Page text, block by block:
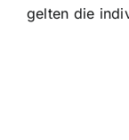
gelten die